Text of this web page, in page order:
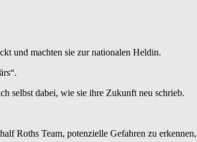
und machten sie zur nationalen Heldin.
selbst dabei, wie sie ihre Zukunft neu schrieb.
Roths Team, potenzielle Gefahren zu